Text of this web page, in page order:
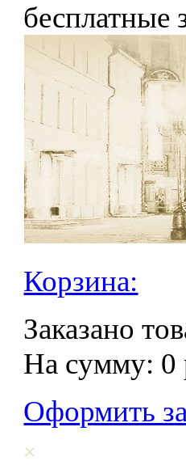
бесплатные
Корзина:
Заказано
На сумму: 0
Оформить